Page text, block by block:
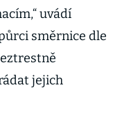
uvádí
směrnice dle
jejich